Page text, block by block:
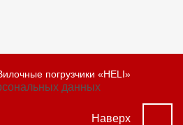
погрузчики «HELI»
данных
Наверх